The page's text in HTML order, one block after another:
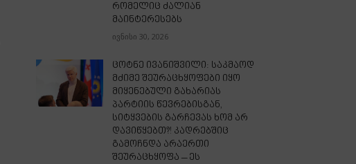
რომელიც ძალიან
მაინტერესებს
ივნისი 30, 2026
ცოტნე ივანიშვილი: საკმაოდ
მძიმე შეურაცხყოფები იყო
მიყენებული გახარიას
პარტიის წევრებისგან,
სიტყვების გარჩევას ხომ არ
დავიწყებთ?! კადრებშიც
გამოჩნდა არაერთი
შეურაცხყოფა – ეს